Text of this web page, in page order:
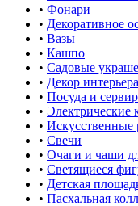
• Фонари
• Декоративное
• Вазы
• Кашпо
• Садовые
• Декор интерьера
• Посуда и
• Электрические
• Искусственные
• Свечи
• Очаги и чаши
• Светящиеся
• Детская
• Пасхальная